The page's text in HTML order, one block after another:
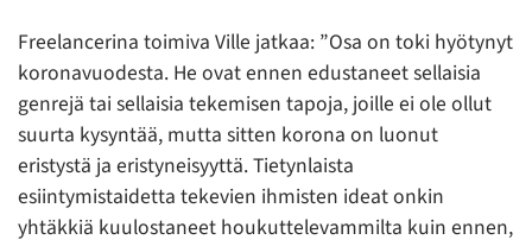
Freelancerina toimiva Ville jatkaa: ”Osa on toki hyötynyt
koronavuodesta. He ovat ennen edustaneet sellaisia
genrejä tai sellaisia tekemisen tapoja, joille ei ole ollut
suurta kysyntää, mutta sitten korona on luonut
eristystä ja eristyneisyyttä. Tietynlaista
esiintymistaidetta tekevien ihmisten ideat onkin
yhtäkkiä kuulostaneet houkuttelevammilta kuin ennen,